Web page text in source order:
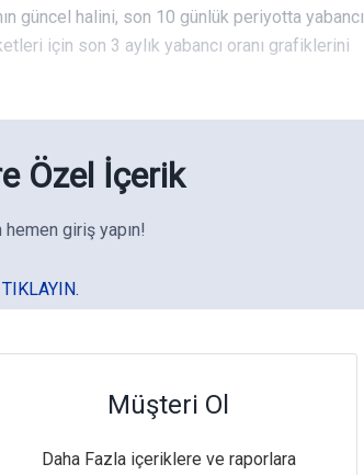
güncel halini, son 10 günlük periyotta yabancı
için son 3 aylık yabancı oranı grafiklerini
Özel İçerik
hemen giriş yapın!
Müşteri Ol
Daha Fazla içeriklere ve raporlara